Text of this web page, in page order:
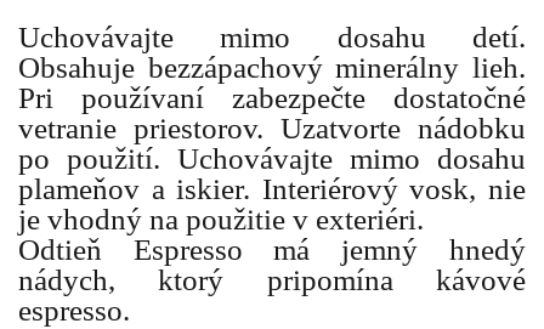
Uchovávajte mimo dosahu detí.
Obsahuje bezzápachový minerálny lieh.
Pri používaní zabezpečte dostatočné
vetranie priestorov. Uzatvorte nádobku
po použití. Uchovávajte mimo dosahu
plameňov a iskier. Interiérový vosk, nie
je vhodný na použitie v exteriéri.
Odtieň Espresso má jemný hnedý
nádych, ktorý pripomína kávové
espresso.